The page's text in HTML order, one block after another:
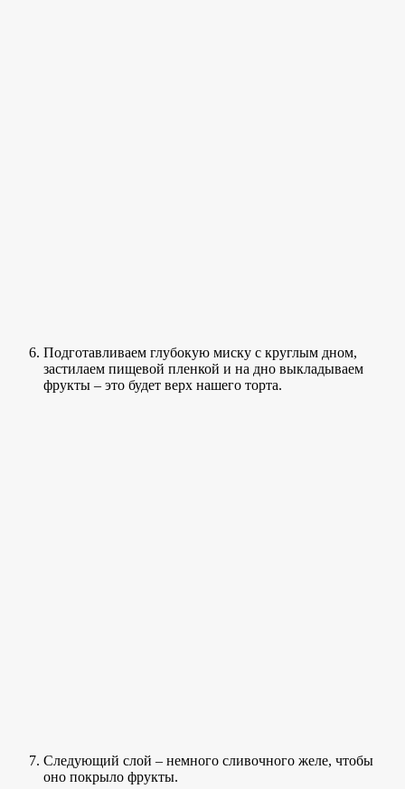
Подготавливаем глубокую миску с круглым дном,
застилаем пищевой пленкой и на дно выкладываем
фрукты – это будет верх нашего торта.
Следующий слой – немного сливочного желе, чтобы
оно покрыло фрукты.